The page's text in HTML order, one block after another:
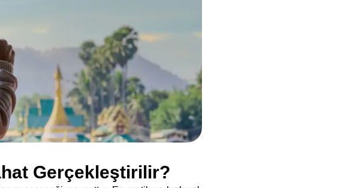
Gerçekleştirilir?